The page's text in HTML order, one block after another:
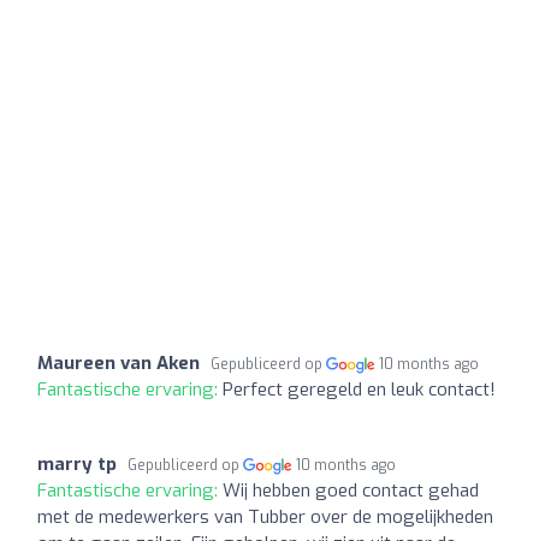
Maureen van Aken Gepubliceerd op 10 months ago
Fantastische ervaring: Perfect geregeld en leuk contact!
marry tp Gepubliceerd op 10 months ago
Fantastische ervaring: Wij hebben goed contact gehad
met de medewerkers van Tubber over de mogelijkheden